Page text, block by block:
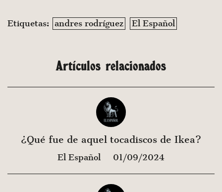
Etiquetas: andres rodríguez El Español
Artículos relacionados
¿Qué fue de aquel tocadiscos de Ikea?
El Español 01/09/2024